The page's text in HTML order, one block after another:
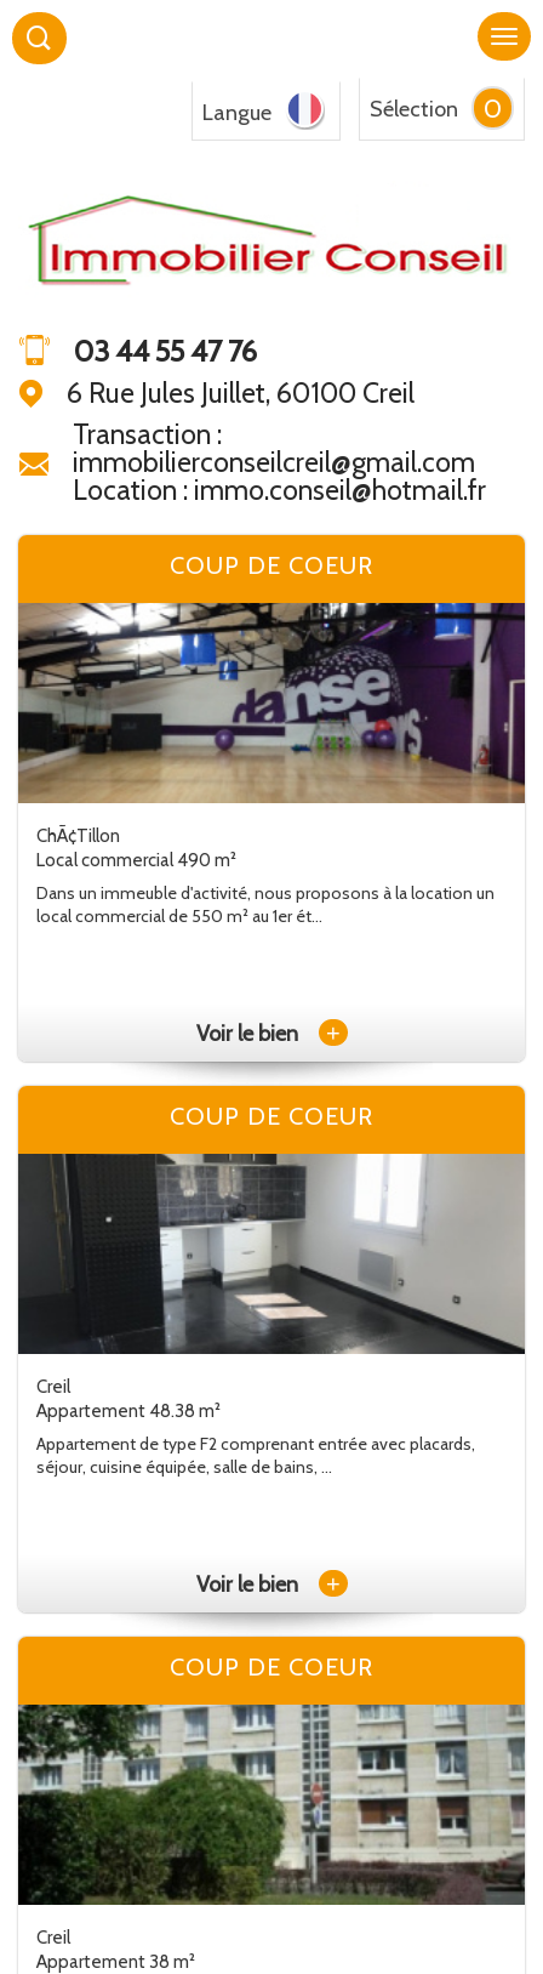
Langue Sélection 0
03 44 55 47 76
6 Rue Jules Juillet, 60100 Creil
Transaction :
immobilierconseilcreil@gmail.com
Location : immo.conseil@hotmail.fr
COUP DE COEUR
ChÃ¢Tillon
Local commercial 490 m²
Dans un immeuble d'activité, nous proposons à la location un
local commercial de 550 m² au 1er ét...
Voir le bien +
COUP DE COEUR
Creil
Appartement 48.38 m²
Appartement de type F2 comprenant entrée avec placards,
séjour, cuisine équipée, salle de bains, ...
Voir le bien +
COUP DE COEUR
Creil
Appartement 38 m²